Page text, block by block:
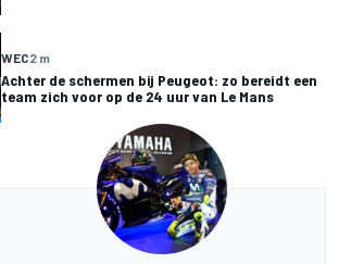
WEC2 m
Achter de schermen bij Peugeot: zo bereidt een
team zich voor op de 24 uur van Le Mans